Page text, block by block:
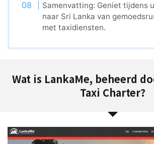
Samenvatting: Geniet tijdens
naar Sri Lanka van
met taxidiensten.
Wat is LankaMe, beheerd
Taxi Charter?